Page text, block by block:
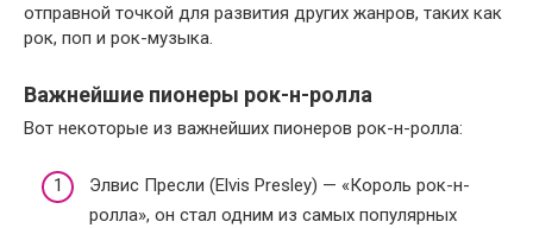
отправной точкой для развития других жанров, таких как
рок, поп и рок-музыка.
Важнейшие пионеры рок-н-ролла
Вот некоторые из важнейших пионеров рок-н-ролла:
Элвис Пресли (Elvis Presley) — «Король рок-н-
ролла», он стал одним из самых популярных